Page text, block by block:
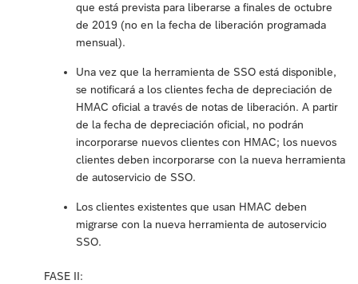
que está prevista para liberarse a finales de octubre
de 2019 (no en la fecha de liberación programada
mensual).
Una vez que la herramienta de SSO está disponible,
se notificará a los clientes fecha de depreciación de
HMAC oficial a través de notas de liberación. A partir
de la fecha de depreciación oficial, no podrán
incorporarse nuevos clientes con HMAC; los nuevos
clientes deben incorporarse con la nueva herramienta
de autoservicio de SSO.
Los clientes existentes que usan HMAC deben
migrarse con la nueva herramienta de autoservicio
SSO.
FASE II: